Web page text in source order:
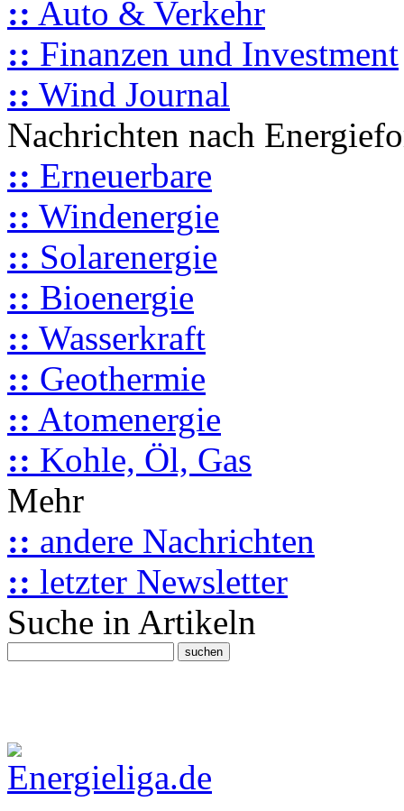
:: Auto & Verkehr
:: Finanzen und Investment
:: Wind Journal
Nachrichten nach
:: Erneuerbare
:: Windenergie
:: Solarenergie
:: Bioenergie
:: Wasserkraft
:: Geothermie
:: Atomenergie
:: Kohle, Öl, Gas
Mehr
:: andere Nachrichten
:: letzter Newsletter
Suche in Artikeln